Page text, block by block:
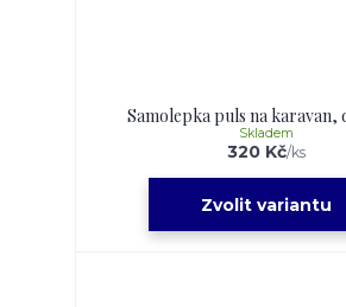
Samolepka puls na karavan,
320 Kč/ks
Skladem
Zvolit variantu